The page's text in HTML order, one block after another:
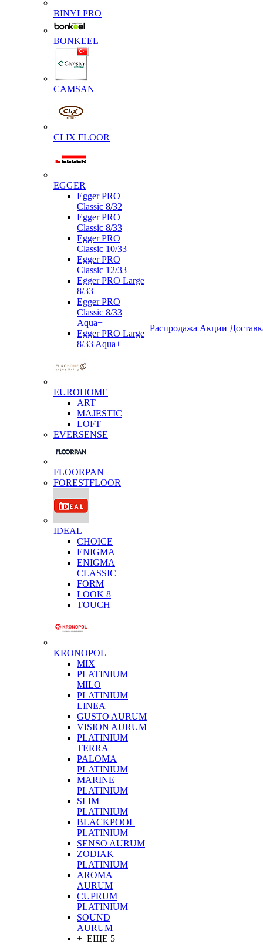
BINYLPRO
BONKEEL
CAMSAN
CLIX FLOOR
EGGER
Egger PRO
Classic 8/32
Egger PRO
Classic 8/33
Egger PRO
Classic 10/33
Egger PRO
Classic 12/33
Egger PRO Large
8/33
Egger PRO
Classic 8/33
Aqua+
Egger PRO Large
8/33 Aqua+
EUROHOME
ART
MAJESTIC
LOFT
EVERSENSE
FLOORPAN
FORESTFLOOR
IDEAL
CHOICE
ENIGMA
ENIGMA
CLASSIC
FORM
LOOK 8
TOUCH
KRONOPOL
MIX
PLATINIUM
MILO
PLATINIUM
LINEA
GUSTO AURUM
VISION AURUM
PLATINIUM
TERRA
PALOMA
PLATINIUM
MARINE
PLATINIUM
SLIM
PLATINIUM
BLACKPOOL
PLATINIUM
SENSO AURUM
ZODIAK
PLATINIUM
AROMA
AURUM
CUPRUM
PLATINIUM
SOUND
AURUM
+ ЕЩЕ 5
Распродажа Акции